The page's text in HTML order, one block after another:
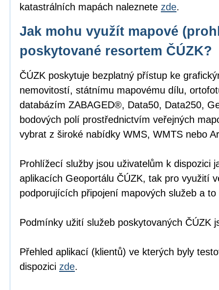
katastrálních mapách naleznete zde.
Jak mohu využít mapové
poskytované resortem ČÚZK?
ČÚZK poskytuje bezplatný přístup ke
nemovitostí, státnímu mapovému dílu,
databázím ZABAGED®, Data50, Data250,
bodových polí prostřednictvím veřejných
vybrat z široké nabídky WMS, WMTS nebo
Prohlížecí služby jsou uživatelům k dispozici
aplikacích Geoportálu ČÚZK, tak pro využití
podporujících připojení mapových služeb a
Podmínky užití služeb poskytovaných ČÚZK
Přehled aplikací (klientů) ve kterých byly
dispozici zde.